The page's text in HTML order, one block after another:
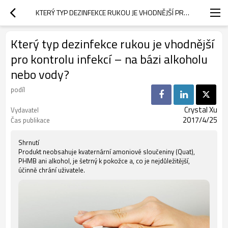
KTERÝ TYP DEZINFEKCE RUKOU JE VHODNĚJŠÍ PRO KONTROLU INFEKCÍ – NA BÁZI ALKOHOLU NEBO VODY?
Který typ dezinfekce rukou je vhodnější
pro kontrolu infekcí – na bázi alkoholu
nebo vody?
podíl
Vydavatel
Crystal Xu
Čas publikace 2017/4/25
Shrnutí
Produkt neobsahuje kvaternární amoniové sloučeniny (Quat),
PHMB ani alkohol, je šetrný k pokožce a, co je nejdůležitější,
účinně chrání uživatele.